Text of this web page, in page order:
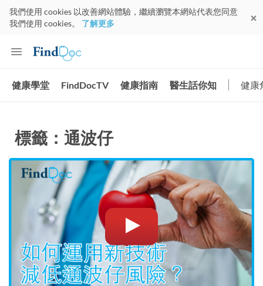
我們使用 cookies 以改善網站體驗，繼續瀏覽本網站代表您同意
我們使用 cookies。 了解更多
健康學堂 FindDocTV 健康指南 醫生話你知 健康
標籤：通波仔